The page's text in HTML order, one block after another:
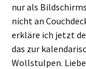
nur als
nicht an
erkläre ich jetzt
das zur
Wollstulpen.